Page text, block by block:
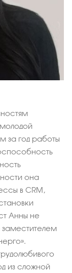
за год работы
она
в СRМ,
Анны не
заместителем
из сложной